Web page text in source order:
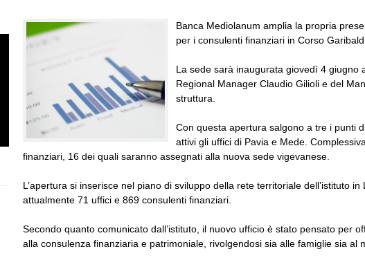
Banca Mediolanum amplia la propria
per i consulenti finanziari in Corso
La sede sarà inaugurata giovedì 4 giugno
Regional Manager Claudio Gilioli e del
struttura.
Con questa apertura salgono a tre i punti
attivi gli uffici di Pavia e Mede.
finanziari, 16 dei quali saranno assegnati alla nuova sede vigevanese.
L’apertura si inserisce nel piano di sviluppo della rete territoriale dell’istituto
attualmente 71 uffici e 869 consulenti finanziari.
Secondo quanto comunicato dall’istituto, il nuovo ufficio è stato pensato per
alla consulenza finanziaria e patrimoniale, rivolgendosi sia alle famiglie sia al